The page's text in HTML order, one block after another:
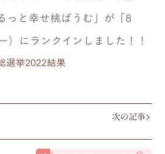
っと幸せ桃ばうむ」が「8
）にランクインしました！！
選挙2022結果
次の記事